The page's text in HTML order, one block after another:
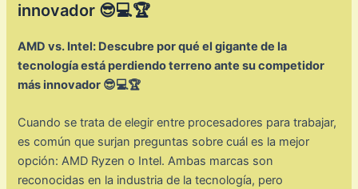
innovador 😎💻🏆
AMD vs. Intel: Descubre por qué el gigante de la
tecnología está perdiendo terreno ante su competidor
más innovador 😎💻🏆
Cuando se trata de elegir entre procesadores para trabajar,
es común que surjan preguntas sobre cuál es la mejor
opción: AMD Ryzen o Intel. Ambas marcas son
reconocidas en la industria de la tecnología, pero